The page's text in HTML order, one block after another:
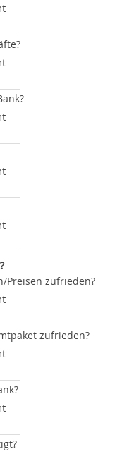
Preisen zufrieden?
zufrieden?